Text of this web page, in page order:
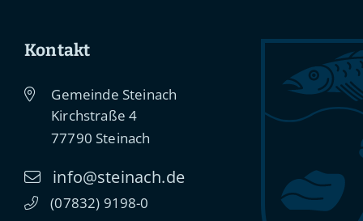
Kontakt
Gemeinde Steinach
Kirchstraße 4
77790 Steinach
info@steinach.de
(07832) 91 98-0